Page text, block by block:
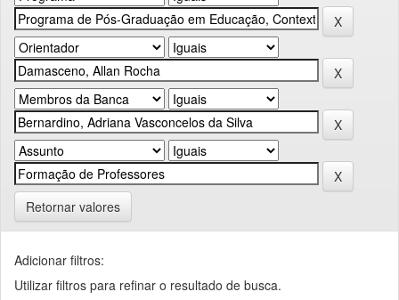
Retornar valores
Adicionar filtros:
Utilizar filtros para refinar o resultado de busca.